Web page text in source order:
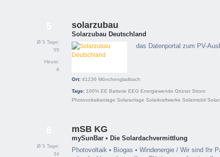
Ø 5 Tage:
55
Heute:
6
solarzubau
Solarzubau Deutschland
das Datenportal zum PV-
Ort: 41236 Mönchengladbach
Tags: 100% EE Batterie EEG Energiewende Grüner Strom
Photovoltaikanlage Solaranlage Solarkraftwerke Solarmobil
Ø 5 Tage:
34
mSB KG
mySunBar • Die Solardachvermittlung
Photovoltaik • Biogas • Windenergie / Wir sind Ihr